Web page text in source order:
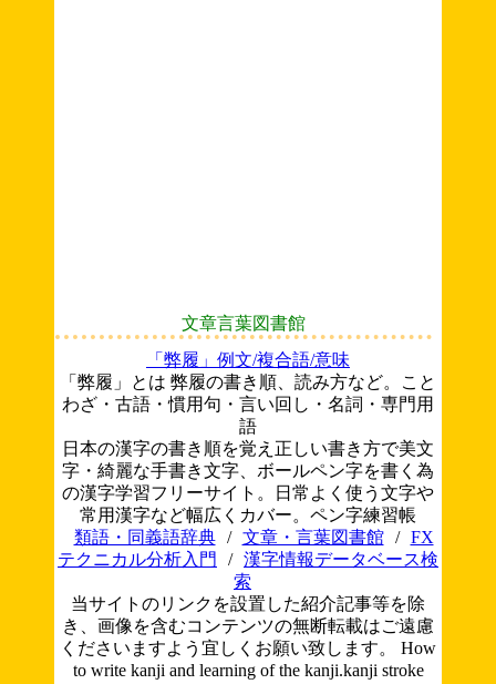
文章言葉図書館
「弊履」例文/複合語/意味
「弊履」とは 弊履の書き順、読み方など。こと
わざ・古語・慣用句・言い回し・名詞・専門用
語
日本の漢字の書き順を覚え正しい書き方で美文
字・綺麗な手書き文字、ボールペン字を書く為
の漢字学習フリーサイト。日常よく使う文字や
常用漢字など幅広くカバー。ペン字練習帳
類語・同義語辞典
/ 文章・言葉図書館 /
FX
テクニカル分析入門
/ 漢字情報データベース検
索
当サイトのリンクを設置した紹介記事等を除
き、画像を含むコンテンツの無断転載はご遠慮
くださいますよう宜しくお願い致します。 How
to write kanji and learning of the kanji.kanji stroke